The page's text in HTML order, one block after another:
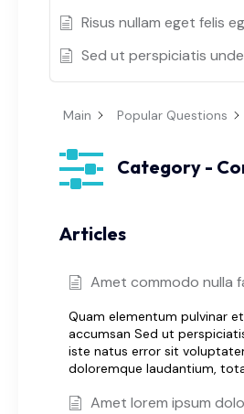
Risus nullam eget felis
Sed ut perspiciatis
Main Popular Questions
Category -
Articles
Amet commodo nulla
Quam elementum pulvinar
accumsan Sed ut
iste natus error sit
doloremque laudantium,
Amet lorem ipsum